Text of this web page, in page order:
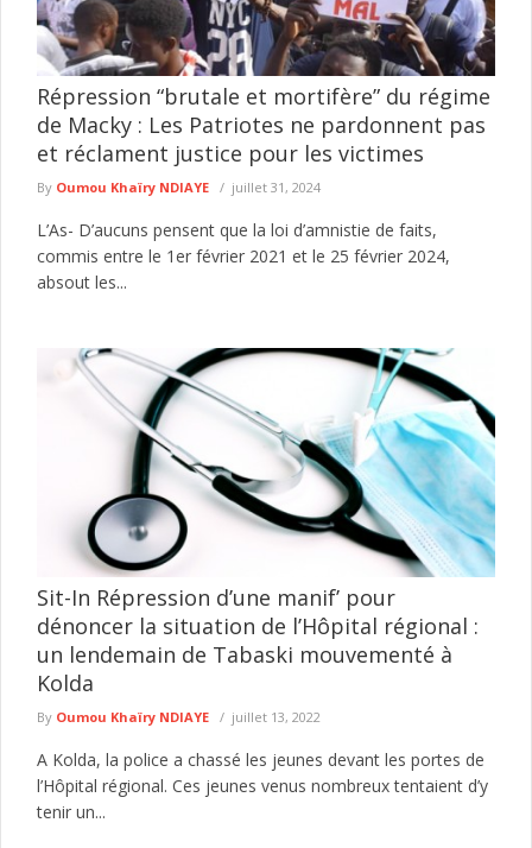
Répression “brutale et mortifère” du régime
de Macky : Les Patriotes ne pardonnent pas
et réclament justice pour les victimes
By Oumou Khaïry NDIAYE juillet 31, 2024
L’As- D’aucuns pensent que la loi d’amnistie de faits,
commis entre le 1er février 2021 et le 25 février 2024,
absout les...
Sit-In Répression d’une manif’ pour
dénoncer la situation de l’Hôpital régional :
un lendemain de Tabaski mouvementé à
Kolda
By Oumou Khaïry NDIAYE juillet 13, 2022
A Kolda, la police a chassé les jeunes devant les portes de
l’Hôpital régional. Ces jeunes venus nombreux tentaient d’y
tenir un...